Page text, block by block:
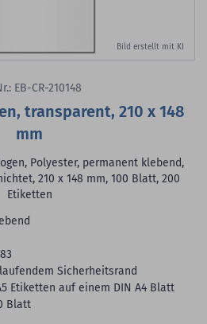
Bild erstellt mit KI
EB-CR-210148
transparent, 210 x 148
mm
Polyester, permanent klebend,
210 x 148 mm, 100 Blatt, 200
Etiketten
Sicherheitsrand
Etiketten auf einem DIN A4 Blatt
Blatt